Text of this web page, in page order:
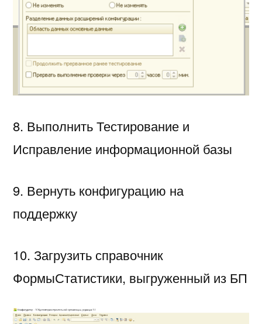
8. Выполнить Тестирование и
Исправление информационной базы
9. Вернуть конфигурацию на
поддержку
10. Загрузить справочник
ФормыСтатистики, выгруженный из БП